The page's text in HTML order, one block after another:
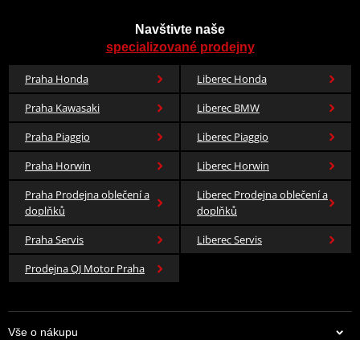
Navštivte naše
specializované prodejny
Praha Honda
Liberec Honda
Praha Kawasaki
Liberec BMW
Praha Piaggio
Liberec Piaggio
Praha Horwin
Liberec Horwin
Praha Prodejna oblečení a
doplňků
Liberec Prodejna oblečení a
doplňků
Praha Servis
Liberec Servis
Prodejna QJ Motor Praha
Vše o nákupu